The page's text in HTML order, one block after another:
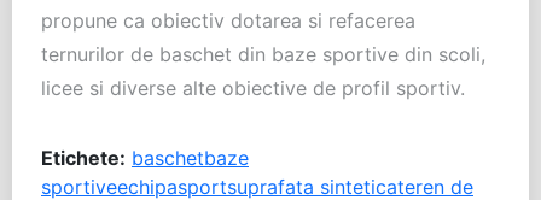
propune ca obiectiv dotarea si refacerea
ternurilor de baschet din baze sportive din scoli,
licee si diverse alte obiective de profil sportiv.
Etichete: baschetbaze
sportiveechipasportsuprafata sinteticateren de